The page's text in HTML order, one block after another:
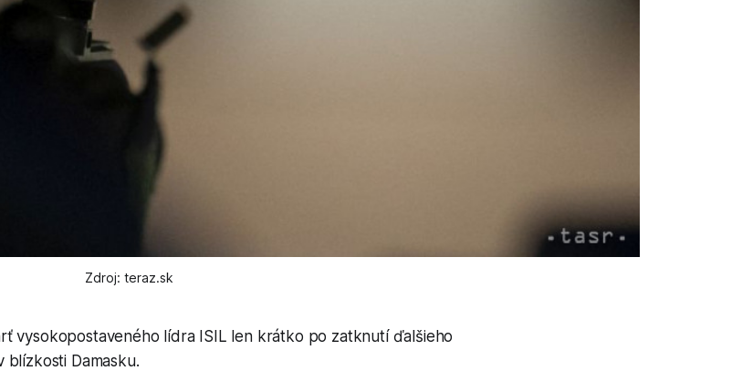
Zdroj: teraz.sk
vysokopostaveného lídra ISIL len krátko po zatknutí ďalšieho
blízkosti Damasku.